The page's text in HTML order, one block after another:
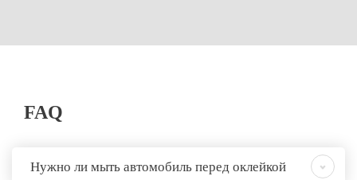
FAQ
Нужно ли мыть автомобиль перед оклейкой